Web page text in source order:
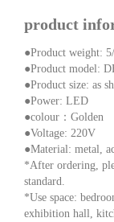
product
●Product weight:
●Product model:
●Product size: as
●Power: LED
●colour：Golden
●Voltage: 220V
●Material: metal,
*After ordering,
standard.
*Use space:
exhibition hall,